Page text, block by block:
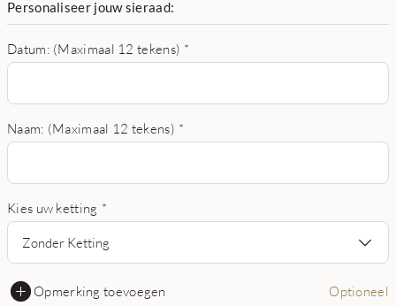
Personaliseer jouw sieraad:
Datum: (Maximaal 12 tekens) *
Naam: (Maximaal 12 tekens) *
Kies uw ketting *
Zonder Ketting
Opmerking toevoegen Optioneel